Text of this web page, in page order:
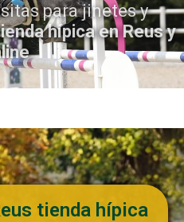
para jinetes y
hípica en Reus y
tienda hípica